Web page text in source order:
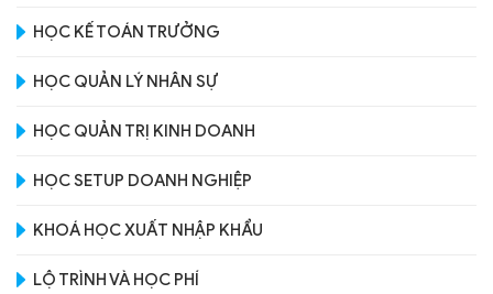
HỌC KẾ TOÁN TRƯỞNG
HỌC QUẢN LÝ NHÂN SỰ
HỌC QUẢN TRỊ KINH DOANH
HỌC SETUP DOANH NGHIỆP
KHOÁ HỌC XUẤT NHẬP KHẨU
LỘ TRÌNH VÀ HỌC PHÍ